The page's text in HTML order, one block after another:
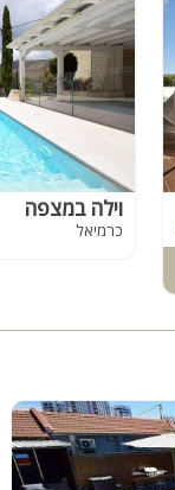
וילה במצפה
כרמיאל